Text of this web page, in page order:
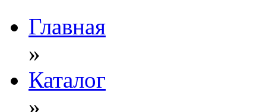
Главная
»
Каталог
»